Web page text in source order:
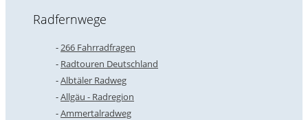
Radfernwege
266 Fahrradfragen
Radtouren Deutschland
Albtäler Radweg
Allgäu - Radregion
Ammertalradweg